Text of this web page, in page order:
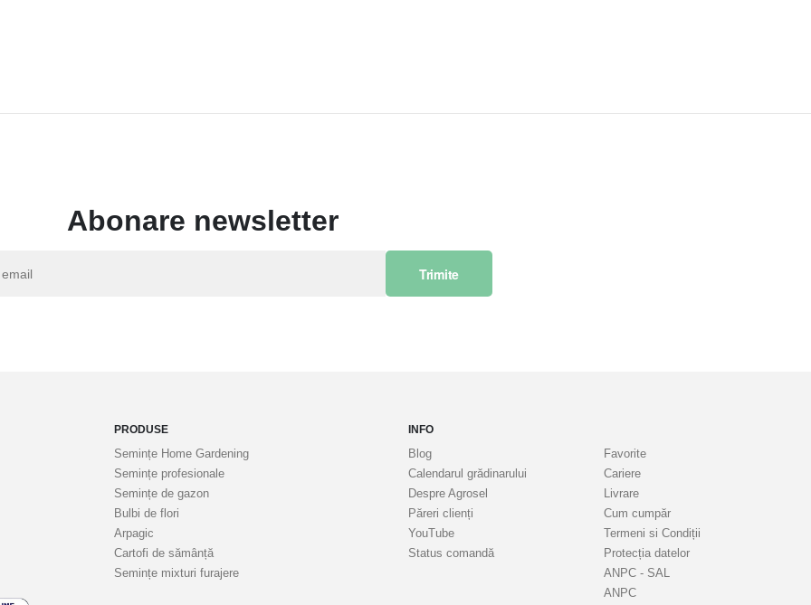
Abonare newsletter
Trimite
PRODUSE
Semințe Home Gardening
Semințe profesionale
Semințe de gazon
Bulbi de flori
Arpagic
Cartofi de sămânță
Semințe mixturi furajere
INFO
Blog
Calendarul grădinarului
Despre Agrosel
Păreri clienți
YouTube
Status comandă
Favorite
Cariere
Livrare
Cum cumpăr
Termeni si Condiții
Protecția datelor
ANPC - SAL
ANPC